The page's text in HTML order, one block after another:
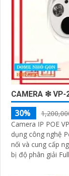
CAMERA ❇ VP-
30%
Camera IP POE
dụng công nghệ
nối và cung cấp nguồn
bị độ phân giải